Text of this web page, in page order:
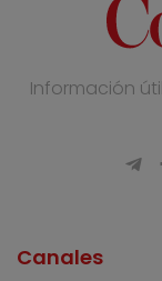
Información
Canales